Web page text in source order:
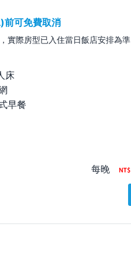
前可免費取消
實際房型已入住當日飯店安排為準
床
早餐
每晚